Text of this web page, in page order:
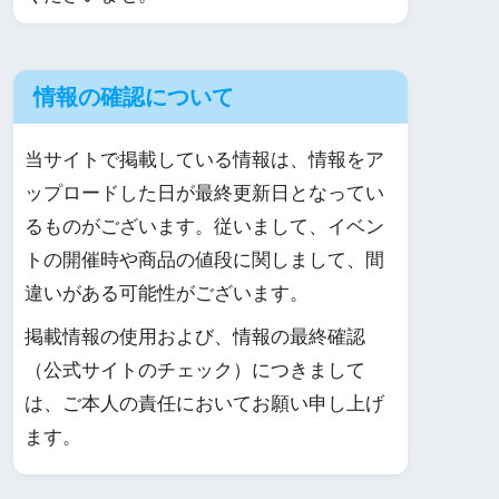
情報の確認について
当サイトで掲載している情報は、情報をア
ップロードした日が最終更新日となってい
るものがございます。従いまして、イベン
トの開催時や商品の値段に関しまして、間
違いがある可能性がございます。
掲載情報の使用および、情報の最終確認
（公式サイトのチェック）につきまして
は、ご本人の責任においてお願い申し上げ
ます。